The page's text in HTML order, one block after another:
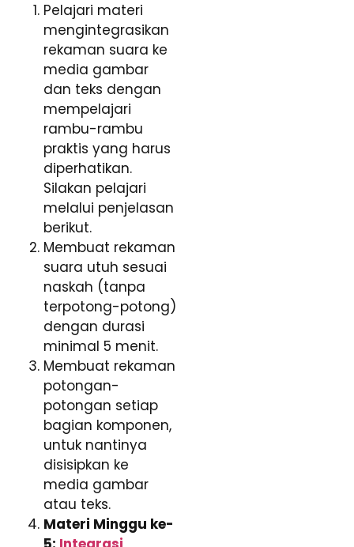
Pelajari materi
mengintegrasikan
rekaman suara ke
media gambar
dan teks dengan
mempelajari
rambu-rambu
praktis yang harus
diperhatikan.
Silakan pelajari
melalui penjelasan
berikut.
Membuat rekaman
suara utuh sesuai
naskah (tanpa
terpotong-potong)
dengan durasi
minimal 5 menit.
Membuat rekaman
potongan-
potongan setiap
bagian komponen,
untuk nantinya
disisipkan ke
media gambar
atau teks.
Materi Minggu ke-